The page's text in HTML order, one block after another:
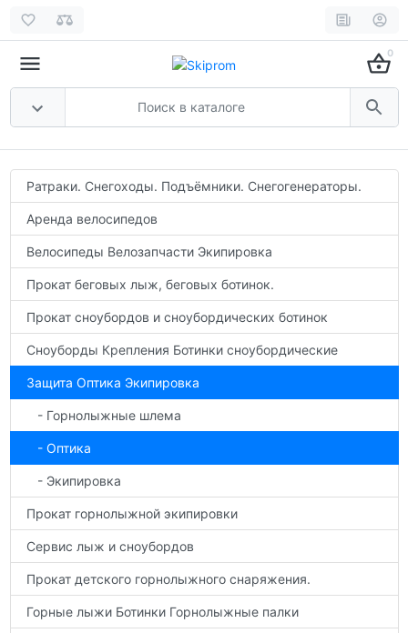
0
Ратраки. Снегоходы. Подъёмники. Снегогенераторы.
Аренда велосипедов
Велосипеды Велозапчасти Экипировка
Прокат беговых лыж, беговых ботинок.
Прокат сноубордов и сноубордических ботинок
Сноуборды Крепления Ботинки сноубордические
Защита Оптика Экипировка
- Горнолыжные шлема
- Оптика
- Экипировка
Прокат горнолыжной экипировки
Сервис лыж и сноубордов
Прокат детского горнолыжного снаряжения.
Горные лыжи Ботинки Горнолыжные палки